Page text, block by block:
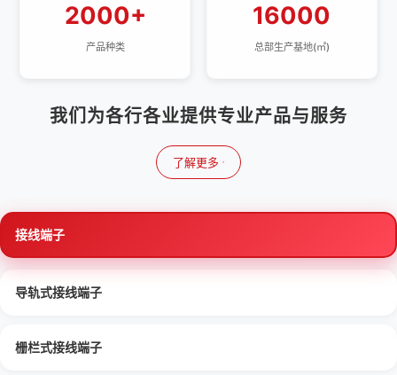
产品种类
2000+
总部生产基地(㎡)
16000
我们为各行各业提供专业产品与服务
了解更多
接线端子
导轨式接线端子
栅栏式接线端子